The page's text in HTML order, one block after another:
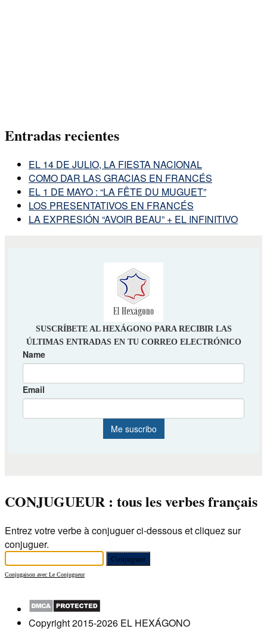
Entradas recientes
EL 14 DE JULIO, LA FIESTA NACIONAL
COMO DAR LAS GRACIAS EN FRANCÉS
EL 1 DE MAYO : “LA FÊTE DU MUGUET”
LOS PRESENTATIVOS EN FRANCÉS
LA EXPRESIÓN “AVOIR BEAU” + EL INFINITIVO
CONJUGUEUR : tous les verbes français
Entrez votre verbe à conjuguer ci-dessous et cliquez sur
conjuguer.
Conjugaison avec Le Conjugueur
Copyright 2015-2026 EL HEXÁGONO